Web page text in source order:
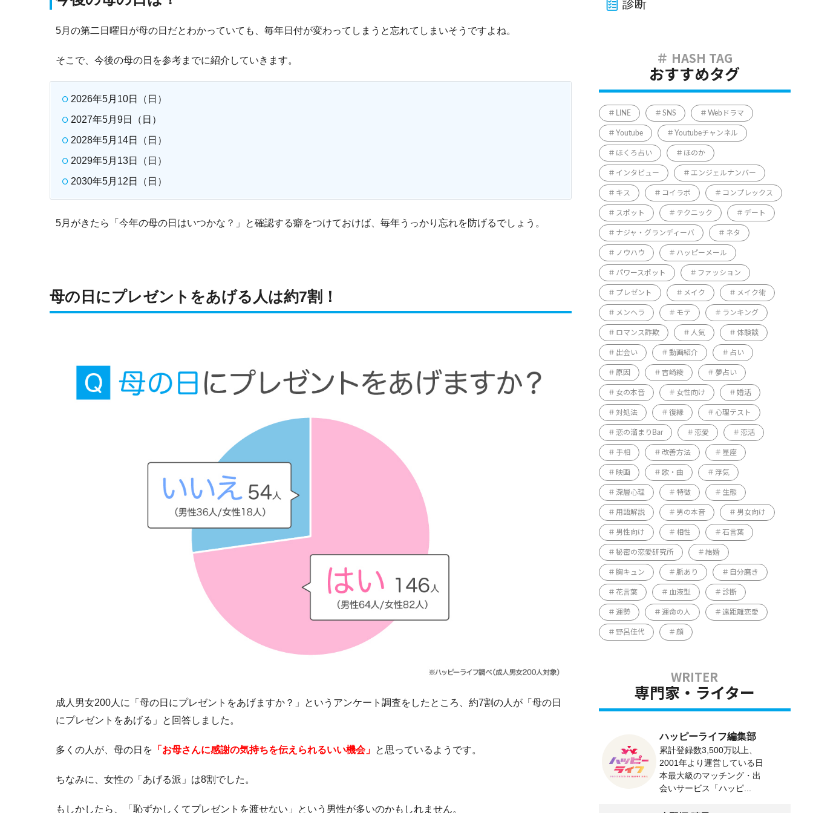
5月の第二日曜日が母の日だとわかっていても、毎年日付が変わってしまうと忘れてしまいそうですよね。
そこで、今後の母の日を参考までに紹介していきます。
2026年5月10日（日）
2027年5月9日（日）
2028年5月14日（日）
2029年5月13日（日）
2030年5月12日（日）
5月がきたら「今年の母の日はいつかな？」と確認する癖をつけておけば、毎年うっかり忘れを防げるでしょう。
母の日にプレゼントをあげる人は約7割！
成人男女200人に「母の日にプレゼントをあげますか？」というアンケート調査をしたところ、約7割の人が「母の日
にプレゼントをあげる」と回答しました。
多くの人が、母の日を 「お母さんに感謝の気持ちを伝えられるいい機会」 と思っているようです。
ちなみに、女性の「あげる派」は8割でした。
もしかしたら、「恥ずかしくてプレゼントを渡せない」という男性が多いのかもしれません。
診断
おすすめタグ
LINE SNS Webドラマ
Youtube Youtubeチャンネル
ほくろ占い ほのか
インタビュー エンジェルナンバー
キス コイラボ コンプレックス
スポット テクニック デート
ナジャ・グランディーバ ネタ
ノウハウ ハッピーメール
パワースポット ファッション
プレゼント メイク メイク術
メンヘラ モテ ランキング
ロマンス詐欺 人気 体験談
出会い 動画紹介 占い
原因 吉崎綾 夢占い
女の本音 女性向け 婚活
対処法 復縁 心理テスト
恋の溜まりBar 恋愛 恋活
手相 改善方法 星座
映画 歌・曲 浮気
深層心理 特徴 生態
用語解説 男の本音 男女向け
男性向け 相性 石言葉
秘密の恋愛研究所 結婚
胸キュン 脈あり 自分磨き
花言葉 血液型 診断
運勢 運命の人 遠距離恋愛
野呂佳代 顔
専門家・ライター
ハッピーライフ編集部
累計登録数3,500万以上、
2001年より運営している日
本最大級のマッチング・出
会いサービス「ハッピ...